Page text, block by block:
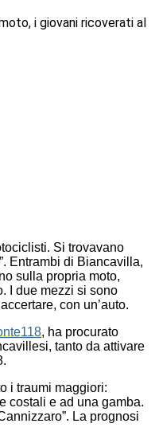
i giovani ricoverati al
Si trovavano
Entrambi di Biancavilla,
sulla propria moto,
I due mezzi si sono
con un’auto.
, ha procurato
tanto da attivare
i traumi maggiori:
costali e ad una gamba.
La prognosi